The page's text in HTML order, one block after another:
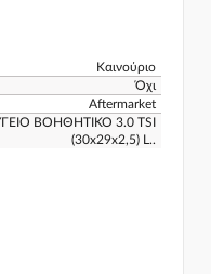
Καινούριο
Όχι
Aftermarket
ΒΟΗΘΗΤΙΚΟ 3.0 TSI
(30x29x2,5) L..